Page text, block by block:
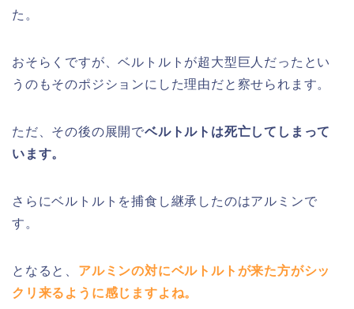
た。
おそらくですが、ベルトルトが超大型巨人だったとい
うのもそのポジションにした理由だと察せられます。
ただ、その後の展開でベルトルトは死亡してしまって
います。
さらにベルトルトを捕食し継承したのはアルミンで
す。
となると、 アルミンの対にベルトルトが来た方がシッ
クリ来るように感じますよね。